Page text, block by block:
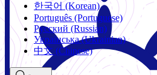
한국어 (Korean)
Português (Portuguese)
Русский (Russian)
Українська (Ukrainian)
中文 (Chinese)